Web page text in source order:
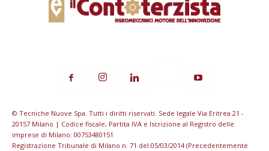
© Tecniche Nuove Spa. Tutti i diritti riservati. Sede legale Via Eritrea 21 -
20157 Milano | Codice fiscale, Partita IVA e Iscrizione al Registro delle
imprese di Milano: 00753480151
Registrazione Tribunale di Milano n. 71 del 05/03/2014 (Precedentemente